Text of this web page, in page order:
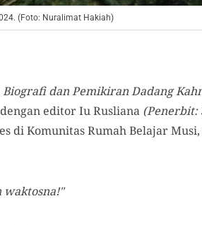
(Foto: Nuralimat Hakiah)
Biografi dan Pemikiran Dadang
editor Iu Rusliana (Penerbit:
di Komunitas Rumah Belajar
waktosna!"